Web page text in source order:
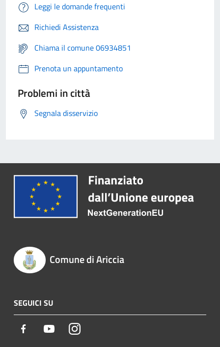
Leggi le domande frequenti
Richiedi Assistenza
Chiama il comune 06934851
Prenota un appuntamento
Problemi in città
Segnala disservizio
Comune di Ariccia
SEGUICI SU
Facebook YoutubeInstagram